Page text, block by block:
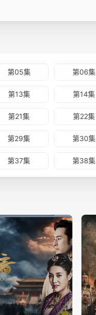
第05集 第06集
第13集 第14集
第21集 第22集
第29集 第30集
第37集 第38集